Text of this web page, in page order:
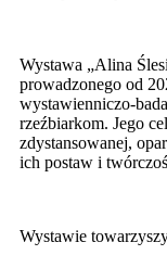
Wystawa „Alina
prowadzonego od
wystawienniczo-
rzeźbiarkom. Jego
zdystansowanej,
ich postaw i
Wystawie